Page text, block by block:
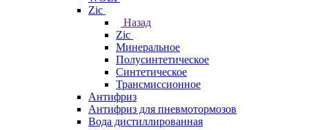
Zic
Назад
Zic
Минеральное
Полусинтетическое
Синтетическое
Трансмиссионное
Антифриз
Антифриз для пневмотормозов
Вода дистиллированная